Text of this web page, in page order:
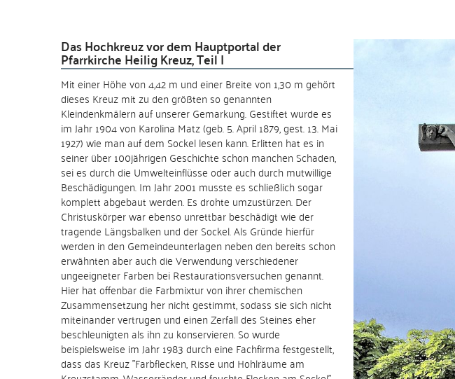
Das Hochkreuz vor dem Hauptportal der
Pfarrkirche Heilig Kreuz, Teil I
Mit einer Höhe von 4,42 m und einer Breite von 1,30 m gehört
dieses Kreuz mit zu den größten so genannten
Kleindenkmälern auf unserer Gemarkung. Gestiftet wurde es
im Jahr 1904 von Karolina Matz (geb. 5. April 1879, gest. 13. Mai
1927) wie man auf dem Sockel lesen kann. Erlitten hat es in
seiner über 100jährigen Geschichte schon manchen Schaden,
sei es durch die Umwelteinflüsse oder auch durch mutwillige
Beschädigungen. Im Jahr 2001 musste es schließlich sogar
komplett abgebaut werden. Es drohte umzustürzen. Der
Christuskörper war ebenso unrettbar beschädigt wie der
tragende Längsbalken und der Sockel. Als Gründe hierfür
werden in den Gemeindeunterlagen neben den bereits schon
erwähnten aber auch die Verwendung verschiedener
ungeeigneter Farben bei Restaurationsversuchen genannt.
Hier hat offenbar die Farbmixtur von ihrer chemischen
Zusammensetzung her nicht gestimmt, sodass sie sich nicht
miteinander vertrugen und einen Zerfall des Steines eher
beschleunigten als ihn zu konservieren. So wurde
beispielsweise im Jahr 1983 durch eine Fachfirma festgestellt,
dass das Kreuz "Farbflecken, Risse und Hohlräume am